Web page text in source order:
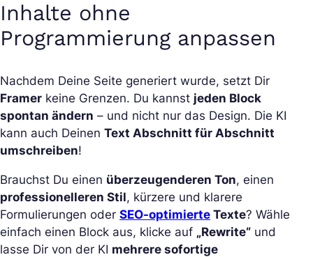
Inhalte ohne
Programmierung anpassen
Nachdem Deine Seite generiert wurde, setzt Dir
Framer keine Grenzen. Du kannst jeden Block
spontan ändern – und nicht nur das Design. Die KI
kann auch Deinen Text Abschnitt für Abschnitt
umschreiben!
Brauchst Du einen überzeugenderen Ton, einen
professionelleren Stil, kürzere und klarere
Formulierungen oder SEO-optimierte Texte? Wähle
einfach einen Block aus, klicke auf „Rewrite“ und
lasse Dir von der KI mehrere sofortige